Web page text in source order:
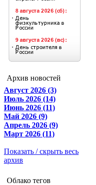
Архив новостей
Август 2026 (3)
Июль 2026 (14)
Июнь 2026 (11)
Май 2026 (9)
Апрель 2026 (9)
Март 2026 (11)
Показать / скрыть весь
архив
Облако тегов